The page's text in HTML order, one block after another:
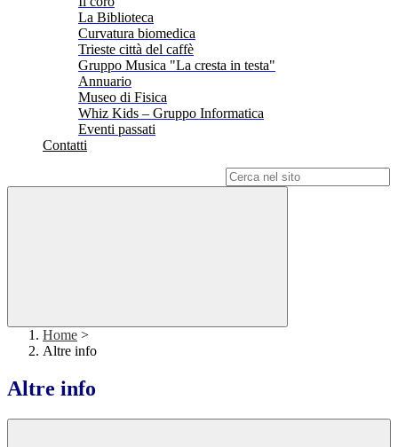
La Biblioteca
Curvatura biomedica
Trieste città del caffè
Gruppo Musica "La cresta in testa"
Annuario
Museo di Fisica
Whiz Kids – Gruppo Informatica
Eventi passati
Contatti
Home >
Altre info
Altre info